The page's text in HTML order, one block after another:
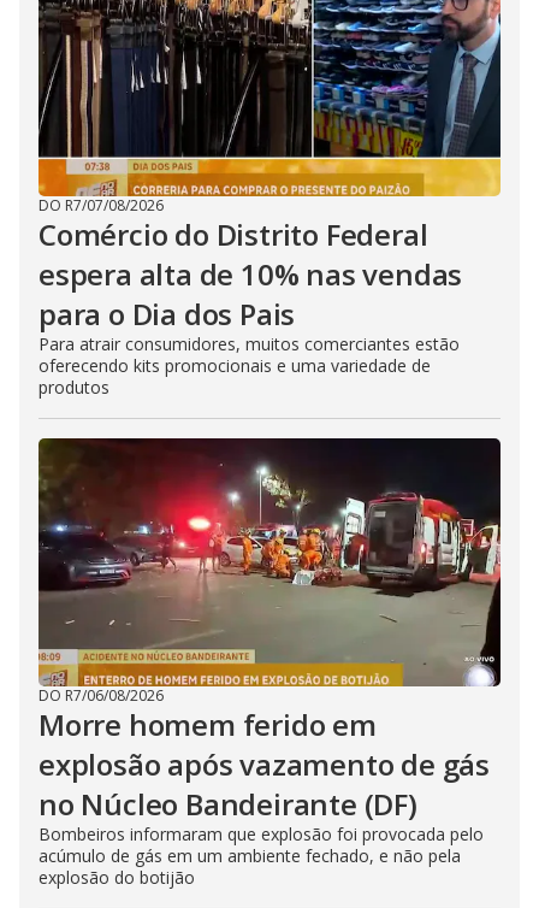
DO R7/07/08/2026
Comércio do Distrito Federal
espera alta de 10% nas vendas
para o Dia dos Pais
Para atrair consumidores, muitos comerciantes estão
oferecendo kits promocionais e uma variedade de
produtos
DO R7/06/08/2026
Morre homem ferido em
explosão após vazamento de gás
no Núcleo Bandeirante (DF)
Bombeiros informaram que explosão foi provocada pelo
acúmulo de gás em um ambiente fechado, e não pela
explosão do botijão